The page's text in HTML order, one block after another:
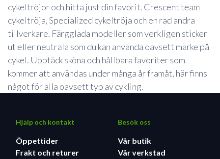
cykeltröjor och hitta just din favorit. Crescent team
cykeltröja, Specialized cykeltröja och en rad andra
tillverkare. Färgglada modeller som verkligen sticker
ut eller neutrala som du kan använda oavsett märke på
cykel. Upptäck sköna och hållbara favoriter som
kommer att användas under många år framåt, här finns
något för alla oavsett typ av cykling.
Hjälp och kontakt
Öppettider
Frakt och returer
Besök oss
Vår butik
Vår verkstad